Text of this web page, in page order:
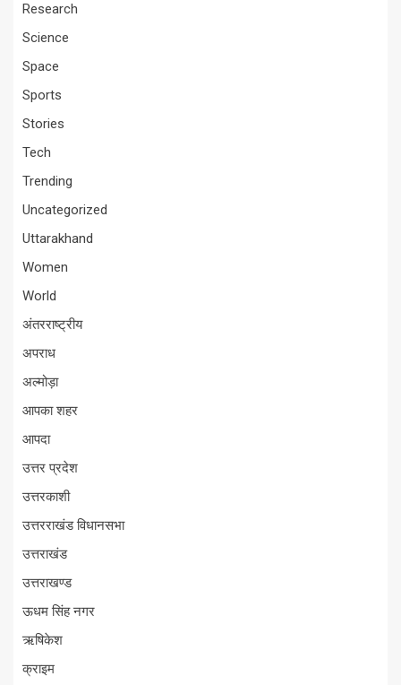
Research
Science
Space
Sports
Stories
Tech
Trending
Uncategorized
Uttarakhand
Women
World
अंतरराष्ट्रीय
अपराध
अल्मोड़ा
आपका शहर
आपदा
उत्तर प्रदेश
उत्तरकाशी
उत्तरराखंड विधानसभा
उत्तराखंड
उत्तराखण्ड
ऊधम सिंह नगर
ऋषिकेश
क्राइम